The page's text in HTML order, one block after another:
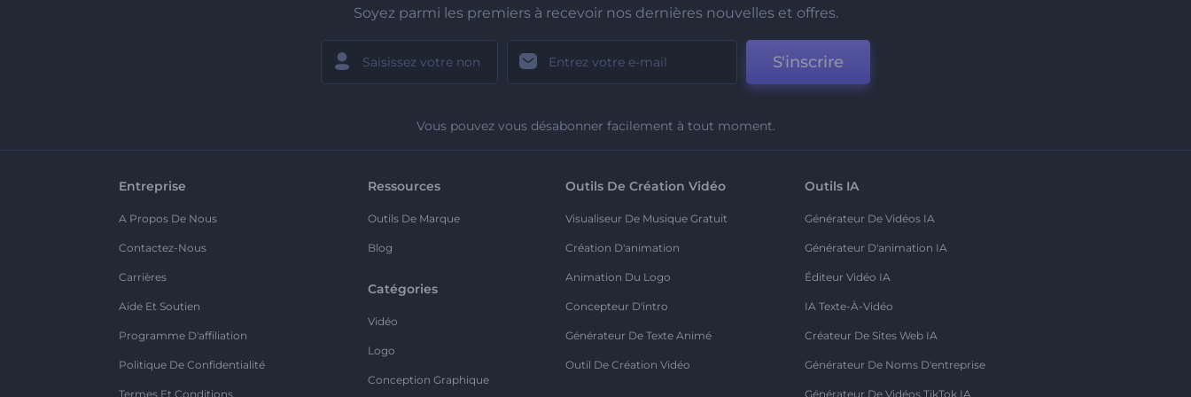
Soyez parmi les premiers à recevoir nos dernières nouvelles et offres.
S'inscrire
Vous pouvez vous désabonner facilement à tout moment.
Entreprise
A Propos De Nous
Contactez-Nous
Carrières
Aide Et Soutien
Programme D'affiliation
Politique De Confidentialité
Termes Et Conditions
Ressources
Outils De Marque
Blog
Catégories
Vidéo
Logo
Conception Graphique
Outils De Création Vidéo
Visualiseur De Musique Gratuit
Création D'animation
Animation Du Logo
Concepteur D'intro
Générateur De Texte Animé
Outil De Création Vidéo
Outils IA
Générateur De Vidéos IA
Générateur D'animation IA
Éditeur Vidéo IA
IA Texte-À-Vidéo
Créateur De Sites Web IA
Générateur De Noms D'entreprise
Générateur De Vidéos TikTok IA